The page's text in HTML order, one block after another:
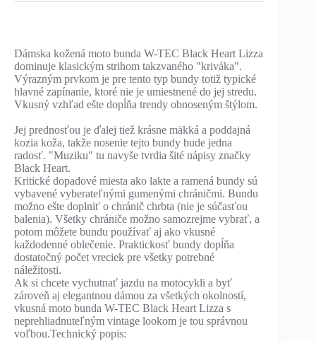
Dámska kožená moto bunda W-TEC Black Heart Lizza
dominuje klasickým strihom takzvaného "kriváka".
Výrazným prvkom je pre tento typ bundy totiž typické
hlavné zapínanie, ktoré nie je umiestnené do jej stredu.
Vkusný vzhľad ešte dopĺňa trendy obnoseným štýlom.
Jej prednosťou je ďalej tiež krásne mäkká a poddajná
kozia koža, takže nosenie tejto bundy bude jedna
radosť. "Muziku" tu navyše tvrdia šité nápisy značky
Black Heart.
Kritické dopadové miesta ako lakte a ramená bundy sú
vybavené vyberateľnými gumenými chráničmi. Bundu
možno ešte doplniť o chránič chrbta (nie je súčasťou
balenia). Všetky chrániče možno samozrejme vybrať, a
potom môžete bundu používať aj ako vkusné
každodenné oblečenie. Praktickosť bundy dopĺňa
dostatočný počet vreciek pre všetky potrebné
náležitosti.
Ak si chcete vychutnať jazdu na motocykli a byť
zároveň aj elegantnou dámou za všetkých okolností,
vkusná moto bunda W-TEC Black Heart Lizza s
neprehliadnuteľným vintage lookom je tou správnou
voľbou.Technický popis: